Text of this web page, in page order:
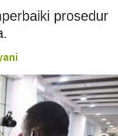
prosedur